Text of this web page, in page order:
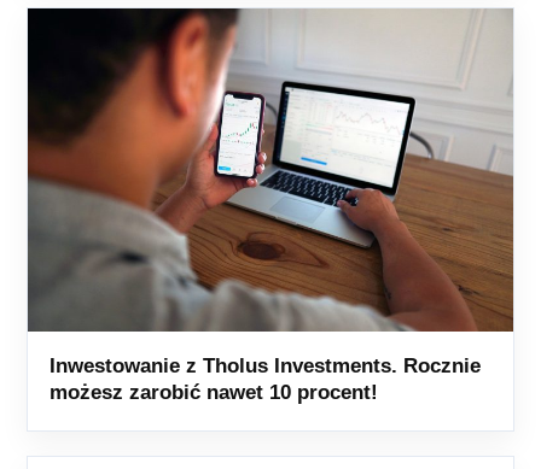
Inwestowanie z Tholus Investments. Rocznie
możesz zarobić nawet 10 procent!